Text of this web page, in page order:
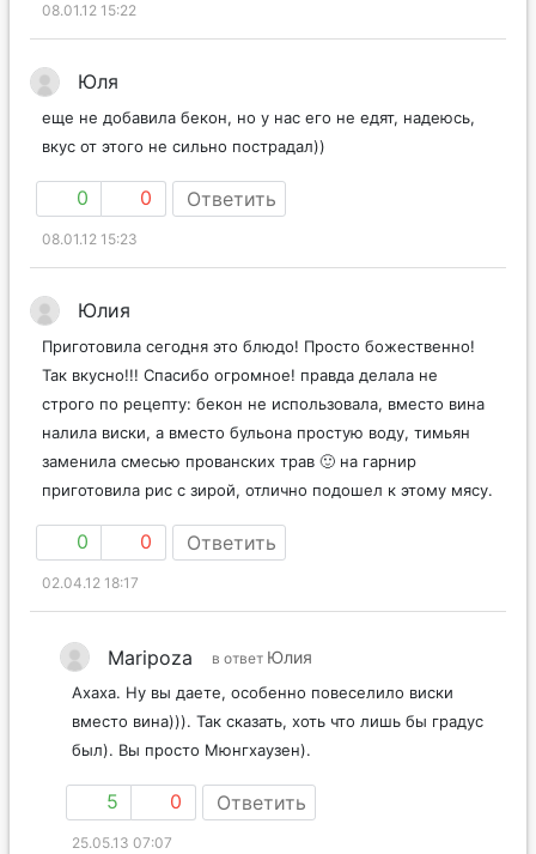
08.01.12 15:22
Юля
еще не добавила бекон, но у нас его не едят, надеюсь,
вкус от этого не сильно пострадал))
0 0 Ответить
08.01.12 15:23
Юлия
Приготовила сегодня это блюдо! Просто божественно!
Так вкусно!!! Спасибо огромное! правда делала не
строго по рецепту: бекон не использовала, вместо вина
налила виски, а вместо бульона простую воду, тимьян
заменила смесью прованских трав 🙂 на гарнир
приготовила рис с зирой, отлично подошел к этому мясу.
0 0 Ответить
02.04.12 18:17
Maripoza в ответ Юлия
Ахаха. Ну вы даете, особенно повеселило виски
вместо вина))). Так сказать, хоть что лишь бы градус
был). Вы просто Мюнгхаузен).
5 0 Ответить
25.05.13 07:07